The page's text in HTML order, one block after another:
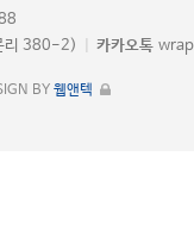
리 380-2) 카카오톡
BY 웹앤텍